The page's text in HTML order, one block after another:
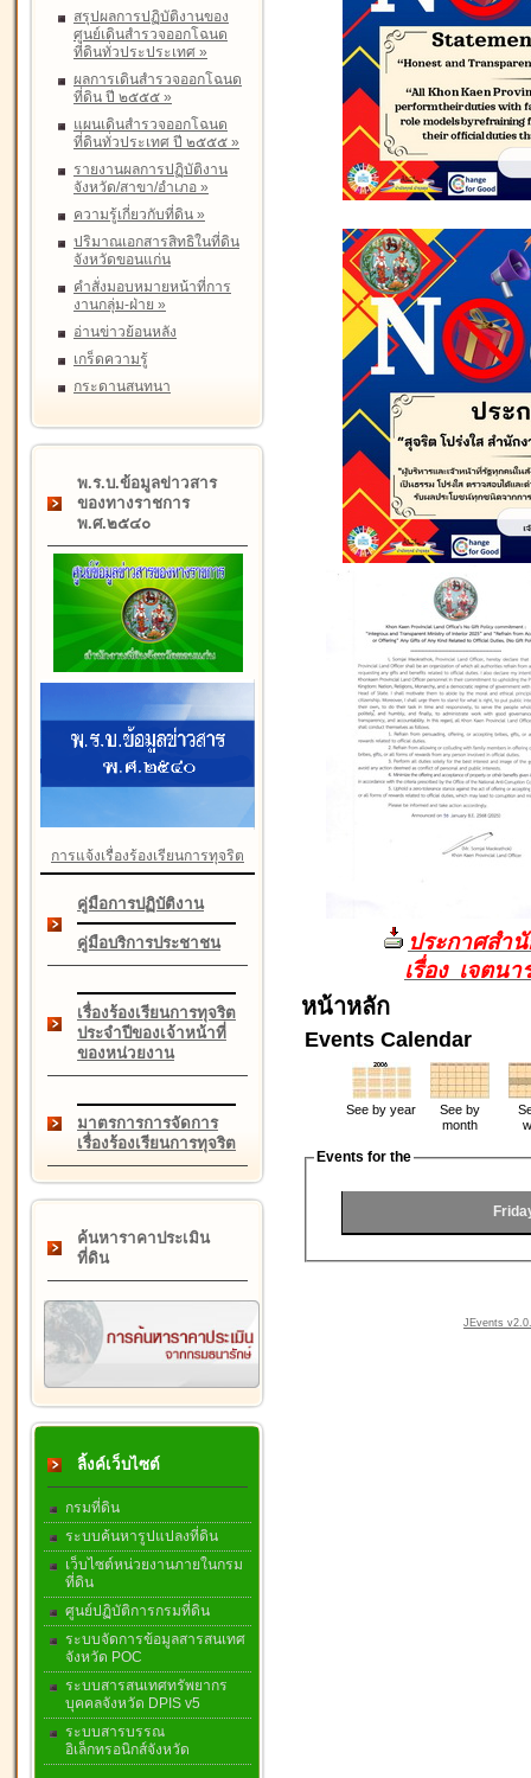
สรุปผลการปฏิบัติงานของ
ศูนย์เดินสำรวจออกโฉนด
ที่ดินทั่วประประเทศ »
ผลการเดินสำรวจออกโฉนด
ที่ดิน ปี ๒๕๕๕ »
แผนเดินสำรวจออกโฉนด
ที่ดินทั่วประเทศ ปี ๒๕๕๕ »
รายงานผลการปฏิบัติงาน
จังหวัด/สาขา/อำเภอ »
ความรู้เกี่ยวกับที่ดิน »
ปริมาณเอกสารสิทธิในที่ดิน
จังหวัดขอนแก่น
คำสั่งมอบหมายหน้าที่การ
งานกลุ่ม-ฝ่าย »
อ่านข่าวย้อนหลัง
เกร็ดความรู้
กระดานสนทนา
พ.ร.บ.ข้อมูลข่าวสาร
ของทางราชการ
พ.ศ.๒๕๔๐
การแจ้งเรื่องร้องเรียนการทุจริต
คู่มือการปฏิบัติงาน
คู่มือบริการประชาชน
เรื่องร้องเรียนการทุจริต
ประจำปีของเจ้าหน้าที่
ของหน่วยงาน
มาตรการการจัดการ
เรื่องร้องเรียนการทุจริต
ค้นหาราคาประเมิน
ที่ดิน
ลิ้งค์เว็บไซต์
กรมที่ดิน
ระบบค้นหารูปแปลงที่ดิน
เว็บไซต์หน่วยงานภายในกรม
ที่ดิน
ศูนย์ปฏิบัติการกรมที่ดิน
ระบบจัดการข้อมูลสารสนเทศ
จังหวัด POC
ระบบสารสนเทศทรัพยากร
บุคคลจังหวัด DPIS v5
ระบบสารบรรณ
อิเล็กทรอนิกส์จังหวัด
ประกาศสำ
เรื่อง เจตน
หน้าหลัก
Events Calendar
See by year
See by
month
Events for the
JEvents